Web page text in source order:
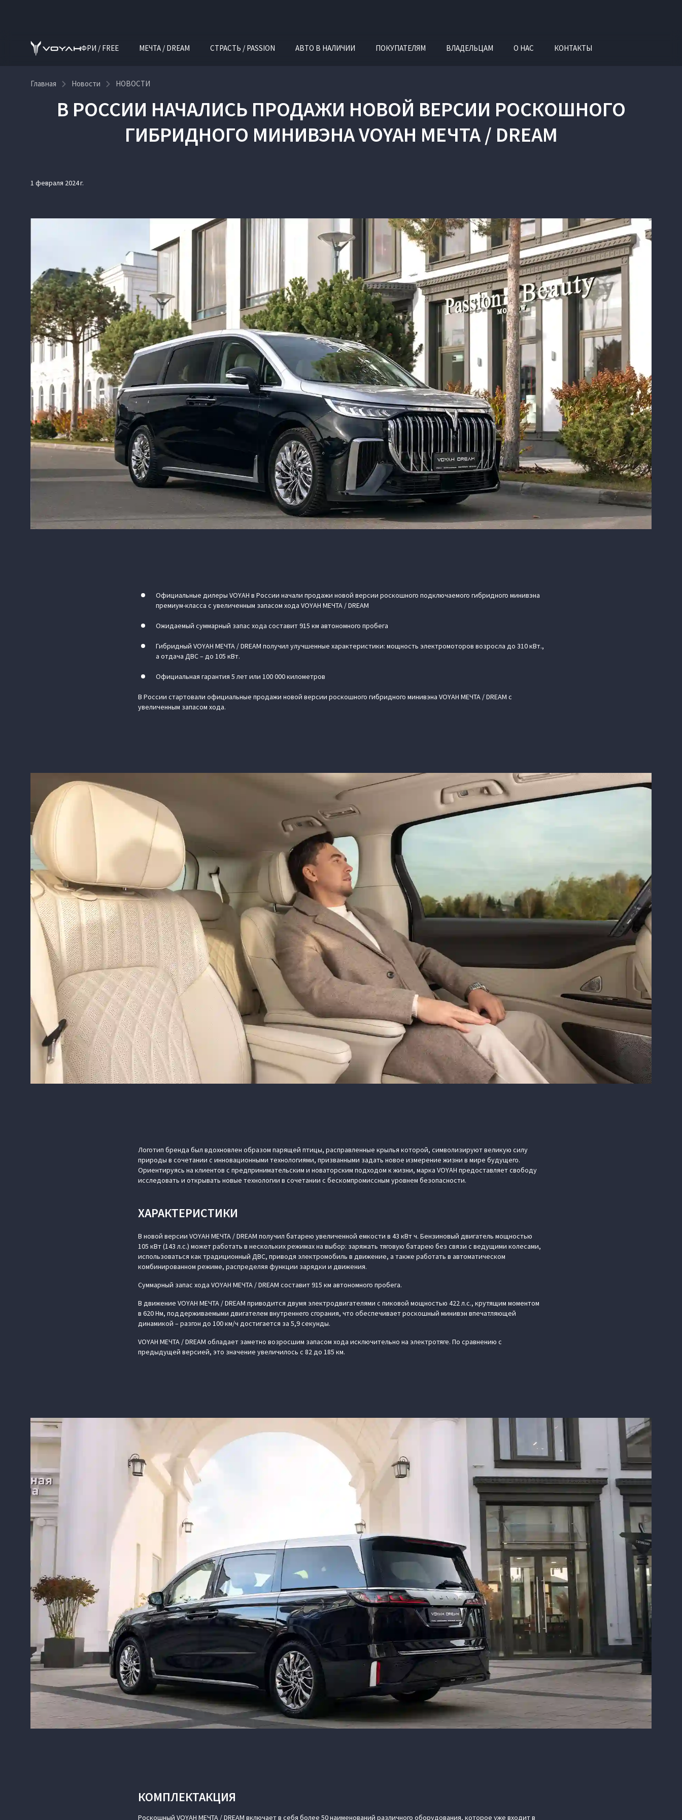
ФРИ / FREE МЕЧТА / DREAM СТРАСТЬ / PASSION АВТО В НАЛИЧИИ ПОКУПАТЕЛЯМ ВЛАДЕЛЬЦАМ О НАС КОНТАКТЫ
Главная Новости НОВОСТИ
В РОССИИ НАЧАЛИСЬ ПРОДАЖИ НОВОЙ ВЕРСИИ РОСКОШНОГО
ГИБРИДНОГО МИНИВЭНА VOYAH МЕЧТА / DREAM
1 февраля 2024 г.
Официальные дилеры VOYAH в России начали продажи новой версии роскошного подключаемого гибридного минивэна
премиум-класса с увеличенным запасом хода VOYAH МЕЧТА / DREAM
Ожидаемый суммарный запас хода составит 915 км автономного пробега
Гибридный VOYAH МЕЧТА / DREAM получил улучшенные характеристики: мощность электромоторов возросла до 310 кВт.,
а отдача ДВС – до 105 кВт.
Официальная гарантия 5 лет или 100 000 километров
В России стартовали официальные продажи новой версии роскошного гибридного минивэна VOYAH МЕЧТА / DREAM с
увеличенным запасом хода.
Логотип бренда был вдохновлен образом парящей птицы, расправленные крылья которой, символизируют великую силу
природы в сочетании с инновационными технологиями, призванными задать новое измерение жизни в мире будущего.
Ориентируясь на клиентов с предпринимательским и новаторским подходом к жизни, марка VOYAH предоставляет свободу
исследовать и открывать новые технологии в сочетании с бескомпромиссным уровнем безопасности.
ХАРАКТЕРИСТИКИ
В новой версии VOYAH МЕЧТА / DREAM получил батарею увеличенной емкости в 43 кВт ч. Бензиновый двигатель мощностью
105 кВт (143 л.с.) может работать в нескольких режимах на выбор: заряжать тяговую батарею без связи с ведущими колесами,
использоваться как традиционный ДВС, приводя электромобиль в движение, а также работать в автоматическом
комбинированном режиме, распределяя функции зарядки и движения.
Суммарный запас хода VOYAH МЕЧТА / DREAM составит 915 км автономного пробега.
В движение VOYAH МЕЧТА / DREAM приводится двумя электродвигателями с пиковой мощностью 422 л.с., крутящим моментом
в 620 Нм, поддерживаемыми двигателем внутреннего сгорания, что обеспечивает роскошный минивэн впечатляющей
динамикой – разгон до 100 км/ч достигается за 5,9 секунды.
VOYAH МЕЧТА / DREAM обладает заметно возросшим запасом хода исключительно на электротяге. По сравнению с
предыдущей версией, это значение увеличилось с 82 до 185 км.
КОМПЛЕКТАКЦИЯ
Роскошный VOYAH МЕЧТА / DREAM включает в себя более 50 наименований различного оборудования, которое уже входит в